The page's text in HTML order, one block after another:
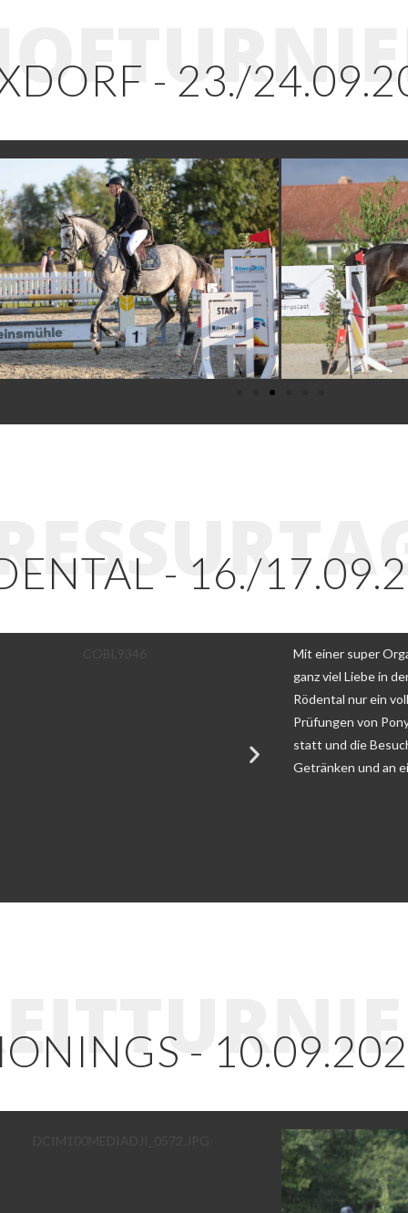
- 23./
- 16./
Mit einer super
ganz viel Liebe in
Rödental nur ein
Prüfungen von
statt und die
Getränken und an
-